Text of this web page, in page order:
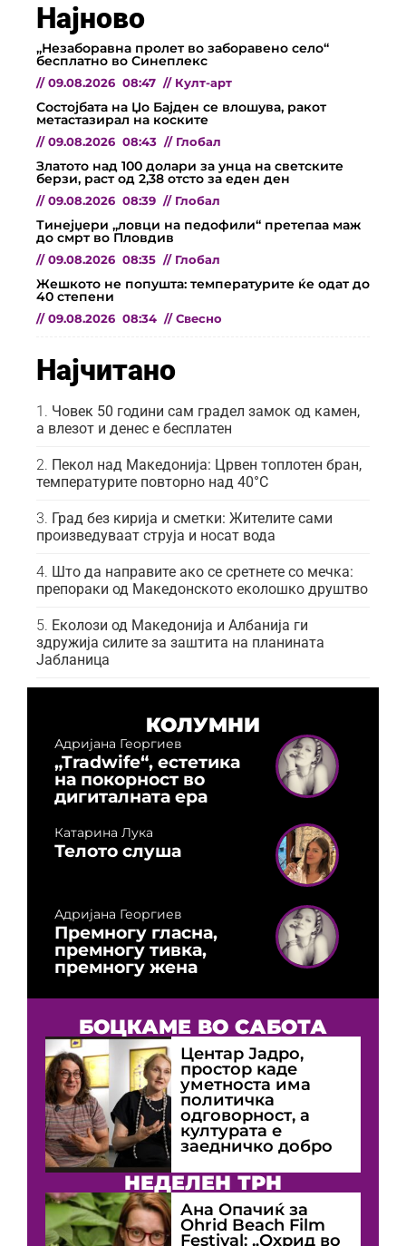
Најново
„Незаборавна пролет во заборавено село“
бесплатно во Синеплекс
// 09.08.2026 08:47 // Култ-арт
Состојбата на Џо Бајден се влошува, ракот
метастазирал на коските
// 09.08.2026 08:43 // Глобал
Златото над 100 долари за унца на светските
берзи, раст од 2,38 отсто за еден ден
// 09.08.2026 08:39 // Глобал
Тинејџери „ловци на педофили“ претепаа маж
до смрт во Пловдив
// 09.08.2026 08:35 // Глобал
Жeшкото не попушта: температурите ќе одат до
40 степени
// 09.08.2026 08:34 // Свесно
Најчитано
Човек 50 години сам градел замок од камен,
а влезот и денес е бесплатен
Пекол над Македонија: Црвен топлотен бран,
температурите повторно над 40°C
Град без кирија и сметки: Жителите сами
произведуваат струја и носат вода
Што да направите ако се сретнете со мечка:
препораки од Македонското еколошко друштво
Еколози од Македонија и Албанија ги
здружија силите за заштита на планината
Јабланица
КОЛУМНИ
Адријана Георгиев
„Tradwife“, естетика
на покорност во
дигиталната ера
Катарина Лука
Телото слуша
Адријана Георгиев
Премногу гласна,
премногу тивка,
премногу жена
БОЦКАМЕ ВО САБОТА
Центар Јадро,
простор каде
уметноста има
политичка
одговорност, а
културата е
заедничко добро
НЕДЕЛЕН ТРН
Ана Опачиќ за
Оhrid Beach Film
Festival: „Охрид во